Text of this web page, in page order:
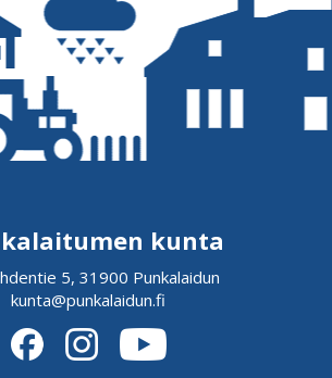
kunta
5, 31900 Punkalaidun
kunta@punkalaidun.fi